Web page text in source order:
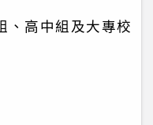
、高中組及大專校